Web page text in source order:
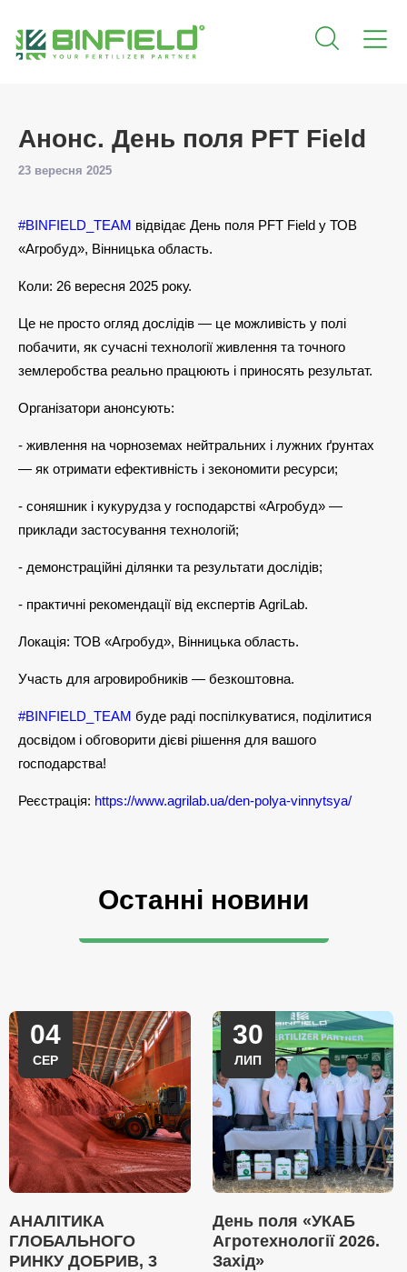
Анонс. День поля PFT Field
23 вересня 2025
#BINFIELD_TEAM відвідає День поля PFT Field у ТОВ
«Агробуд», Вінницька область.
Коли: 26 вересня 2025 року.
Це не просто огляд дослідів — це можливість у полі
побачити, як сучасні технології живлення та точного
землеробства реально працюють і приносять результат.
Організатори анонсують:
- живлення на чорноземах нейтральних і лужних ґрунтах
— як отримати ефективність і зекономити ресурси;
- соняшник і кукурудза у господарстві «Агробуд» —
приклади застосування технологій;
- демонстраційні ділянки та результати дослідів;
- практичні рекомендації від експертів AgriLab.
Локація: ТОВ «Агробуд», Вінницька область.
Участь для агровиробників — безкоштовна.
#BINFIELD_TEAM буде раді поспілкуватися, поділитися
досвідом і обговорити дієві рішення для вашого
господарства!
Реєстрація: https://www.agrilab.ua/den-polya-vinnytsya/
Останні новини
04
СЕР
АНАЛІТИКА
ГЛОБАЛЬНОГО
РИНКУ ДОБРИВ, 3
30
ЛИП
День поля «УКАБ
Агротехнології 2026.
Захід»